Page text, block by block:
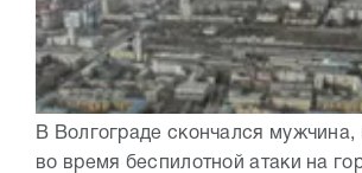
В Волгограде скончался
во время беспилотной атаки на